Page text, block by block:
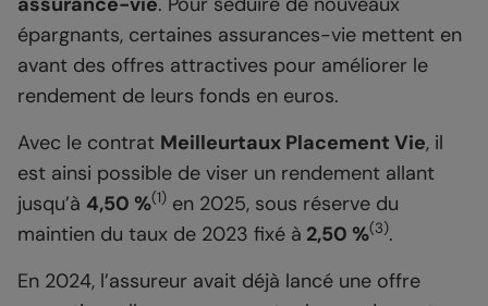
épargnants, certaines assurances-vie mettent en
avant des offres attractives pour améliorer le
rendement de leurs fonds en euros.
Avec le contrat Meilleurtaux Placement Vie, il
est ainsi possible de viser un rendement allant
jusqu’à 4,50 %(1) en 2025, sous réserve du
maintien du taux de 2023 fixé à 2,50 %(3).
En 2024, l’assureur avait déjà lancé une offre